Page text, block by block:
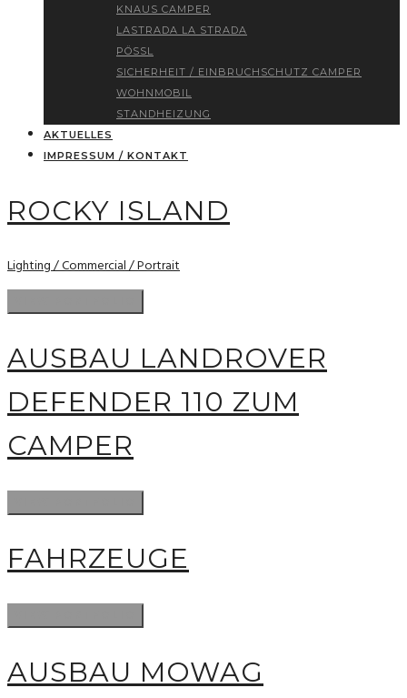
KNAUS CAMPER
LASTRADA LA STRADA
PÖSSL
SICHERHEIT / EINBRUCHSCHUTZ CAMPER
WOHNMOBIL
STANDHEIZUNG
AKTUELLES
IMPRESSUM / KONTAKT
ROCKY ISLAND
Lighting / Commercial / Portrait
AUSBAU LANDROVER
DEFENDER 110 ZUM
CAMPER
FAHRZEUGE
AUSBAU MOWAG